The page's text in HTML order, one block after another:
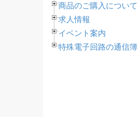
商品のご購入について
求人情報
イベント案内
特殊電子回路の通信簿